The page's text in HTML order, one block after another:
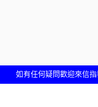
如有任何疑問歡迎來信